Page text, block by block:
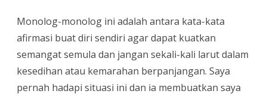
Monolog-monolog ini adalah antara kata-kata
afirmasi buat diri sendiri agar dapat kuatkan
semangat semula dan jangan sekali-kali larut dalam
kesedihan atau kemarahan berpanjangan. Saya
pernah hadapi situasi ini dan ia membuatkan saya